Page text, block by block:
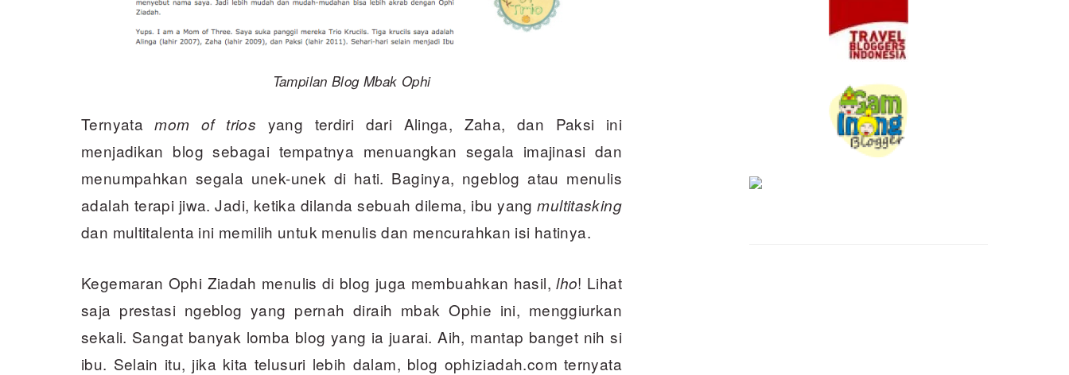
Tampilan Blog Mbak Ophi
Ternyatamom of trios yang terdiri dari Alinga, Zaha, dan Paksi ini
menjadikan blog sebagai tempatnya menuangkan segala imajinasi dan
menumpahkan segala unek-unek di hati. Baginya, ngeblog atau menulis
adalah terapi jiwa. Jadi, ketika dilanda sebuah dilema, ibu yangmultitasking
dan multitalenta ini memilih untuk menulis dan mencurahkan isi hatinya.
Kegemaran Ophi Ziadah menulis di blog juga membuahkan hasil,lho! Lihat
saja prestasi ngeblog yang pernah diraih mbak Ophie ini, menggiurkan
sekali. Sangat banyak lomba blog yang ia juarai. Aih, mantap banget nih si
ibu. Selain itu, jika kita telusuri lebih dalam, blog ophiziadah.com ternyata